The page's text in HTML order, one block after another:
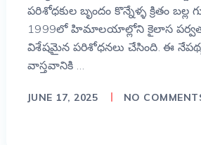
పరిశోధకుల బ‌ృందం కొన్నేళ్ళ క్రితం బల్ల
1999లో హిమాలయాల్లోని కైలాస
విశేషమైన పరిశోధనలు చేసింది. ఈ
వాస్తవానికి …
JUNE 17, 2025 NO